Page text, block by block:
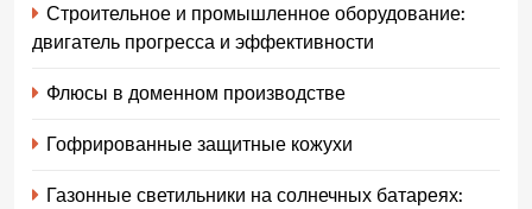
Строительное и промышленное оборудование:
двигатель прогресса и эффективности
Флюсы в доменном производстве
Гофрированные защитные кожухи
Газонные светильники на солнечных батареях: